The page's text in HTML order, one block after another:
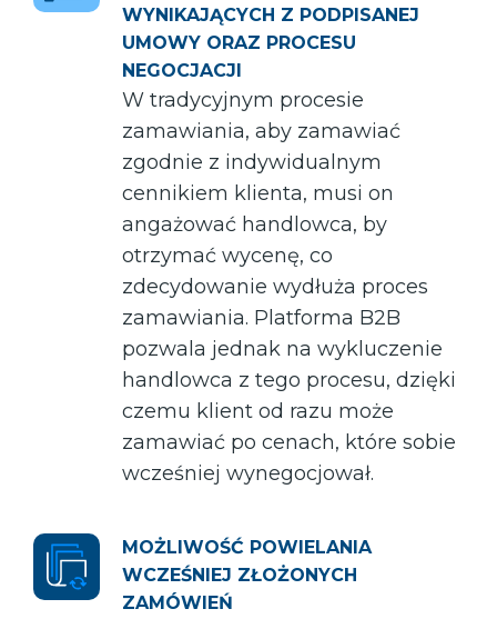
WYNIKAJĄCYCH Z PODPISANEJ
UMOWY ORAZ PROCESU
NEGOCJACJI
W tradycyjnym procesie
zamawiania, aby zamawiać
zgodnie z indywidualnym
cennikiem klienta, musi on
angażować handlowca, by
otrzymać wycenę, co
zdecydowanie wydłuża proces
zamawiania. Platforma B2B
pozwala jednak na wykluczenie
handlowca z tego procesu, dzięki
czemu klient od razu może
zamawiać po cenach, które sobie
wcześniej wynegocjował.
MOŻLIWOŚĆ POWIELANIA
WCZEŚNIEJ ZŁOŻONYCH
ZAMÓWIEŃ